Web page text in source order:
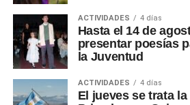
ACTIVIDADES 4 días
Hasta el 14 de
presentar poesías
la Juventud
ACTIVIDADES 4 días
El jueves se trata